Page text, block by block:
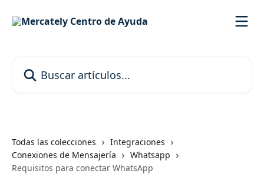
Todas las colecciones
Integraciones
Conexiones de Mensajería
Whatsapp
Requisitos para conectar WhatsApp